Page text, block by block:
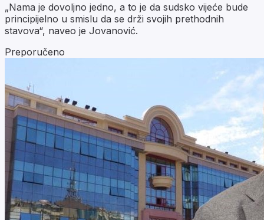
„Nama je dovoljno jedno, a to je da sudsko vijeće bude
principijelno u smislu da se drži svojih prethodnih
stavova“, naveo je Jovanović.
Preporučeno